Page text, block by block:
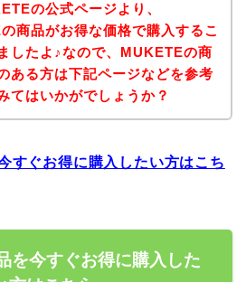
の公式ページより、
商品がお得な価格で購入するこ
したよ♪なので、MUKETEの商
ある方は下記ページなどを参考
てはいかがでしょうか？
すぐお得に購入したい方はこち
を今すぐお得に購入した